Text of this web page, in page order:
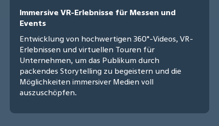
Immersive VR-Erlebnisse für Messen und
Events
Entwicklung von hochwertigen 360°-Videos, VR-
Erlebnissen und virtuellen Touren für
Unternehmen, um das Publikum durch
packendes Storytelling zu begeistern und die
Möglichkeiten immersiver Medien voll
auszuschöpfen.